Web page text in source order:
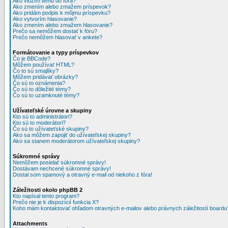
Ako zmením alebo zmažem príspevok?
Ako pridám podpis k môjmu príspevku?
Ako vytvorím hlasovanie?
Ako zmením alebo zmažem hlasovanie?
Prečo sa nemôžem dostať k fóru?
Prečo nemôžem hlasovať v ankete?
Formátovanie a typy príspevkov
Čo je BBCode?
Môžem používať HTML?
Čo to sú smajlíky?
Môžem pridávať obrázky?
Čo sú to oznámenia?
Čo sú to dôležité témy?
Čo sú to uzamknuté témy?
Užívateľské úrovne a skupiny
Kto sú to administrátori?
Kto sú to moderátori?
Čo sú to užívateťské skupiny?
Ako sa môžem zapojiť do užívateľskej skupiny?
Ako sa stanem moderátorom užívateľskej skupiny?
Súkromné správy
Nemôžem posielať súkromné správy!
Dostávam nechcené súkromné správy!
Dostal som spamový a otravný e-mail od niekoho z fóra!
Záležitosti okolo phpBB 2
Kto napísal tento program?
Prečo nie je k dispozícií funkcia X?
Koho mám kontaktovať ohľadom otravných e-mailov alebo právnych záležitostí
Attachments